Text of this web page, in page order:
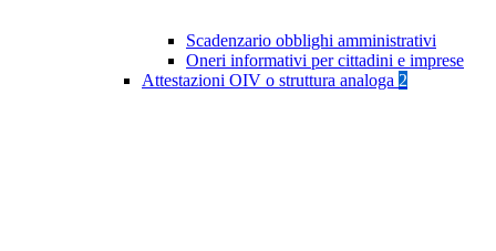
Scadenzario obblighi amministrativi
Oneri informativi per cittadini e imprese
Attestazioni OIV o struttura analoga 2